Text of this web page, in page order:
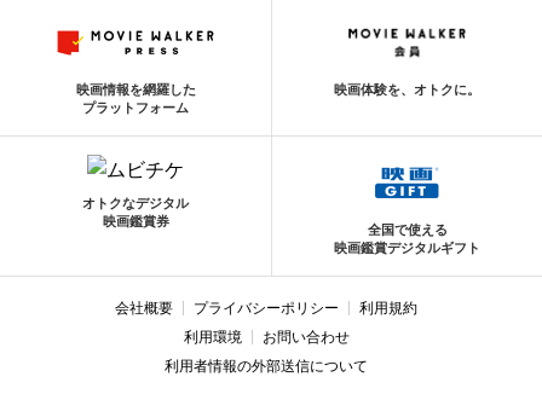
映画情報を網羅した
プラットフォーム
映画体験を、オトクに。
オトクなデジタル
映画鑑賞券
全国で使える
映画鑑賞デジタルギフト
会社概要 プライバシーポリシー
利用規約
利用環境
お問い合わせ
利用者情報の外部送信について